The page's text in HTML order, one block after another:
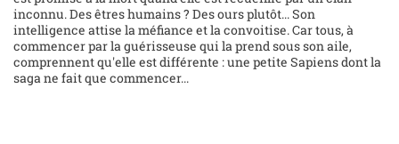
inconnu. Des êtres humains ? Des ours plutôt... Son
intelligence attise la méfiance et la convoitise. Car tous, à
commencer par la guérisseuse qui la prend sous son aile,
comprennent qu'elle est différente : une petite Sapiens dont la
saga ne fait que commencer...